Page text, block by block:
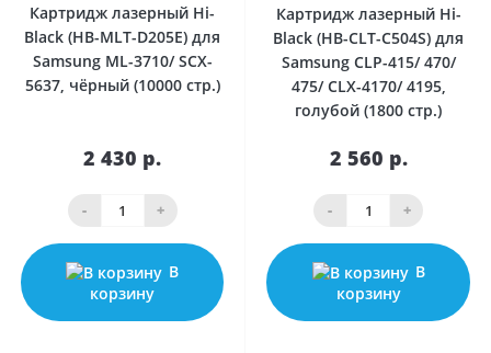
Картридж лазерный Hi-
Black (HB-MLT-D205E) для
Samsung ML-3710/ SCX-
5637, чёрный (10000 стр.)
2 430 р.
- +
В
корзину
Картридж лазерный Hi-
Black (HB-CLT-C504S) для
Samsung CLP-415/ 470/
475/ CLX-4170/ 4195,
голубой (1800 стр.)
2 560 р.
- +
В
корзину